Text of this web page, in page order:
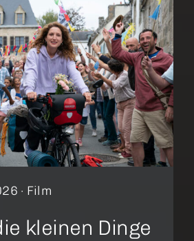
· Film
kleinen Dinge